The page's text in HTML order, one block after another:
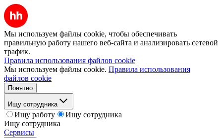
Мы используем файлы cookie, чтобы обеспечивать
правильную работу нашего веб-сайта и анализировать сетевой
трафик.
Правила использования файлов cookie
Мы используем файлы cookie. Правила использования
файлов cookie
Понятно
Ищу сотрудника
Ищу работу
Ищу сотрудника
Ищу сотрудника
Сервисы